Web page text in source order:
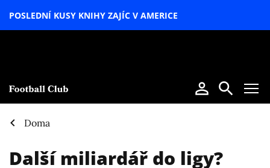
POSLEDNÍ KUSY KNIHY ZAJÍC V AMERICE
Doma
Další miliardář do ligy?